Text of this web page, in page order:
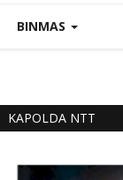
BINMAS
KAPOLDA NTT